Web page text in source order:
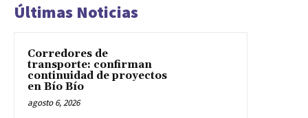
Últimas Noticias
Corredores de
transporte: confirman
continuidad de proyectos
en Bío Bío
agosto 6, 2026